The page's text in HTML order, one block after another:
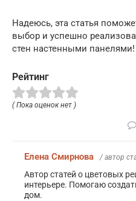
Надеюсь, эта статья
выбор и успешно
стен настенными панелями!
Рейтинг
( Пока оценок нет )
Елена Смирнова / автор
Автор статей о цветовых
интерьере. Помогаю
дом.